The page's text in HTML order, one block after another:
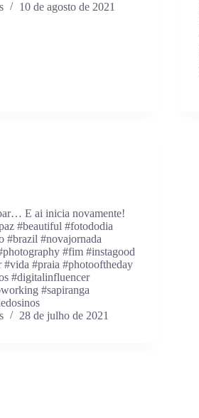
10 de agosto de 2021
E ai inicia novamente!
#beautiful #fotododia
#brazil #novajornada
#fim #instagood
#vida #praia #photooftheday
#digitalinfluencer
#sapiranga
28 de julho de 2021